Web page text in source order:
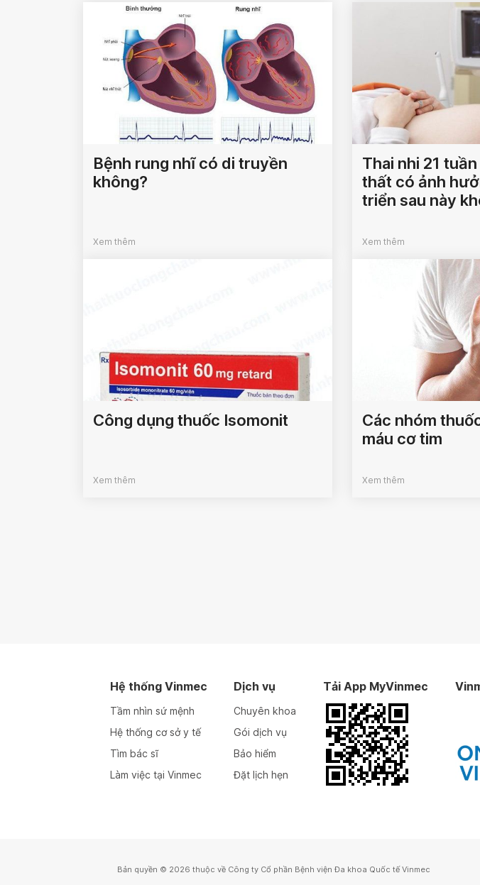
Bệnh rung nhĩ có di truyền
không?
Xem thêm
Thai nhi 21
thất có ảnh
triển sau này
Xem thêm
Công dụng thuốc Isomonit
Xem thêm
Các nhóm
máu cơ tim
Xem thêm
Hệ thống Vinmec
Tầm nhìn sứ mệnh
Hệ thống cơ sở y tế
Tìm bác sĩ
Làm việc tại Vinmec
Dịch vụ
Chuyên khoa
Gói dịch vụ
Bảo hiểm
Đặt lịch hẹn
Tải App MyVinmec
Bản quyền © 2026 thuộc về Công ty Cổ phần Bệnh viện Đa khoa Quốc tế Vinmec